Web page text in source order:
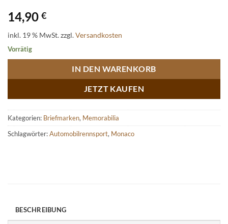
14,90 €
inkl. 19 % MwSt.zzgl.Versandkosten
Vorrätig
IN DEN WARENKORB
JETZT KAUFEN
Kategorien: Briefmarken, Memorabilia
Schlagwörter:Automobilrennsport, Monaco
BESCHREIBUNG